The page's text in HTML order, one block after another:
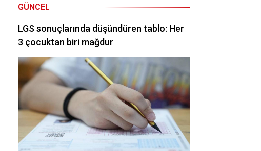
GÜNCEL
LGS sonuçlarında düşündüren tablo: Her
3 çocuktan biri mağdur